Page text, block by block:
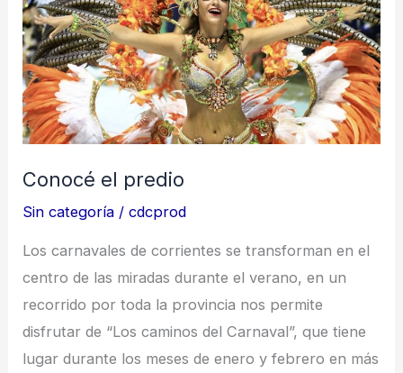
Conocé el predio
Sin categoría /cdcprod
Los carnavales de corrientes se transforman en el
centro de las miradas durante el verano, en un
recorrido por toda la provincia nos permite
disfrutar de “Los caminos del Carnaval”, que tiene
lugar durante los meses de enero y febrero en más
predio